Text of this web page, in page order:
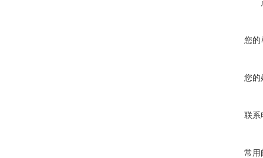
您的
您的
联系
常用